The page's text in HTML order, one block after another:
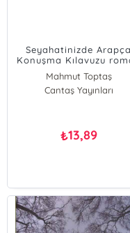
Seyahatinizde Arapça
Konuşma Kılavuzu
boy; Arapça Dil Eğitim
Serisi
Mahmut Toptaş
Cantaş Yayınları
₺13,89